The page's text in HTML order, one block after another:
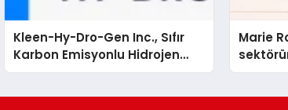
Kleen-Hy-Dro-Gen Inc., Sıfır
Karbon Emisyonlu Hidrojen
Isıtma Teknolojisinde ISO ve
Marie